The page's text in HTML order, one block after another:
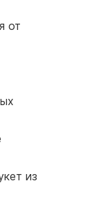
от
из